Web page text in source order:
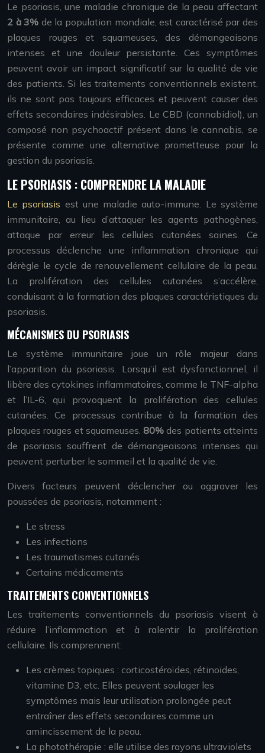
Le psoriasis, une maladie chronique de la peau affectant
2 à 3% de la population mondiale, est caractérisé par des
plaques rouges et squameuses, des démangeaisons
intenses et une douleur persistante. Ces symptômes
peuvent avoir un impact significatif sur la qualité de vie
des patients. Si les traitements conventionnels existent,
ils ne sont pas toujours efficaces et peuvent causer des
effets secondaires indésirables. Le CBD (cannabidiol), un
composé non psychoactif présent dans le cannabis, se
présente comme une alternative prometteuse pour la
gestion du psoriasis.
LE PSORIASIS : COMPRENDRE LA MALADIE
Le psoriasis est une maladie auto-immune. Le système
immunitaire, au lieu d’attaquer les agents pathogènes,
attaque par erreur les cellules cutanées saines. Ce
processus déclenche une inflammation chronique qui
dérègle le cycle de renouvellement cellulaire de la peau.
La prolifération des cellules cutanées s’accélère,
conduisant à la formation des plaques caractéristiques du
psoriasis.
MÉCANISMES DU PSORIASIS
Le système immunitaire joue un rôle majeur dans
l’apparition du psoriasis. Lorsqu’il est dysfonctionnel, il
libère des cytokines inflammatoires, comme le TNF-alpha
et l’IL-6, qui provoquent la prolifération des cellules
cutanées. Ce processus contribue à la formation des
plaques rouges et squameuses.80%des patients atteints
de psoriasis souffrent de démangeaisons intenses qui
peuvent perturber le sommeil et la qualité de vie.
Divers facteurs peuvent déclencher ou aggraver les
poussées de psoriasis, notamment :
Le stress
Les infections
Les traumatismes cutanés
Certains médicaments
TRAITEMENTS CONVENTIONNELS
Les traitements conventionnels du psoriasis visent à
réduire l’inflammation et à ralentir la prolifération
cellulaire. Ils comprennent:
Les crèmes topiques : corticostéroïdes, rétinoïdes,
vitamine D3, etc. Elles peuvent soulager les
symptômes mais leur utilisation prolongée peut
entraîner des effets secondaires comme un
amincissement de la peau.
La photothérapie : elle utilise des rayons ultraviolets